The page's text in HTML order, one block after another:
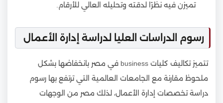
تميزن فيه نظرًا لدقته وتحليله العالي للأرقام.
رسوم الدراسات العليا لدراسة إدارة الأعمال
تتميز تكاليف كليات business في مصر بانخفاضها بشكل
ملحوظ مقارنة مع الجامعات العالمية التي ترتفع بها رسوم
دراسة تخصصات إدارة الأعمال، لذلك مصر من الوجهات